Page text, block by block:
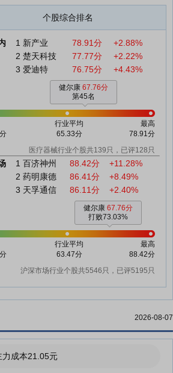
个股综合排名
1 新产业 78.91分
+2.88%
2 楚天科技 77.77分
+2.22%
3 爱迪特 76.75分 +4.43%
健尔康 67.76分
第45名
行业平均
65.33分
最高
78.91分
医疗器械行业个股共139只，已评128只
1 百济神州 88.42分
+11.28%
2 药明康德 86.41分
+8.49%
3 天孚通信 86.11分 +2.40%
健尔康 67.76分
打败73.03%
行业平均
63.47分
最高
88.42分
沪深市场行业个股共5546只，已评5195只
2026-08-07
成本21.05元